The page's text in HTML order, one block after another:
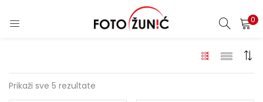
0
Prikaži sve 5 rezultate